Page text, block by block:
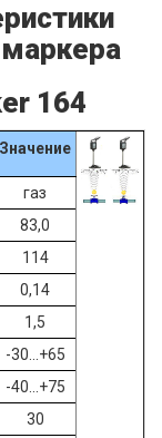
164
Значение
газ
83,0
114
0,14
1,5
-30...+65
-40...+75
30